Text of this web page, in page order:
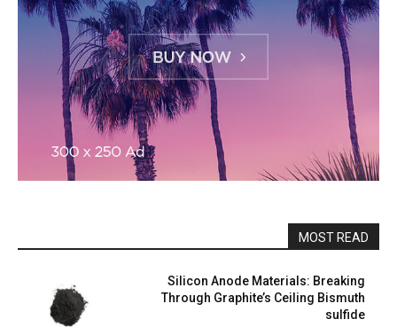
MOST READ
Silicon Anode Materials: Breaking
Through Graphite’s Ceiling Bismuth
sulfide